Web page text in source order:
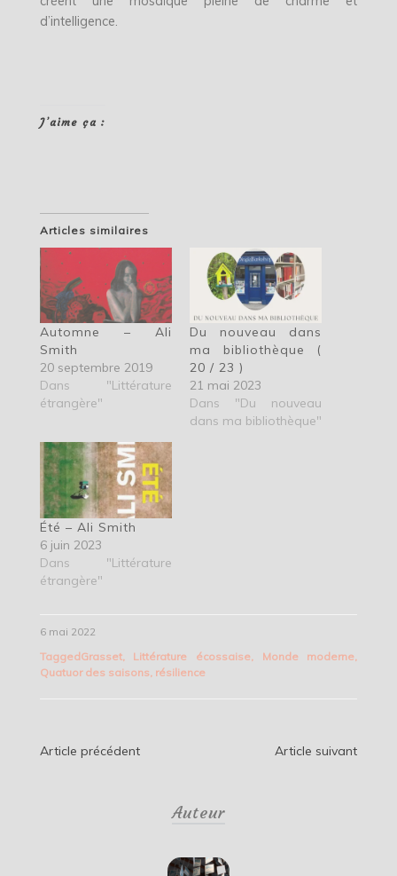
d’intelligence.
J’aime ça :
Articles similaires
Automne – Ali
Smith
20 septembre 2019
Dans "Littérature
étrangère"
Du nouveau dans
ma bibliothèque (
20 / 23 )
21 mai 2023
Dans "Du nouveau
dans ma bibliothèque"
Été – Ali Smith
6 juin 2023
Dans "Littérature
étrangère"
6 mai 2022
TaggedGrasset, Littérature écossaise Monde moderne
Quatuor des saisons résilience
Navigation
Article précédent Article suivant
Auteur